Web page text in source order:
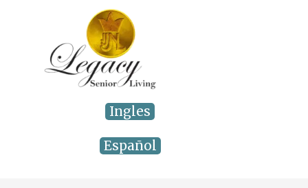
Ingles
Español